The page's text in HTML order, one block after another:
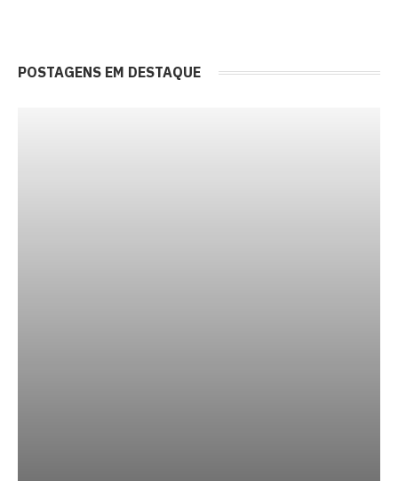
POSTAGENS EM DESTAQUE